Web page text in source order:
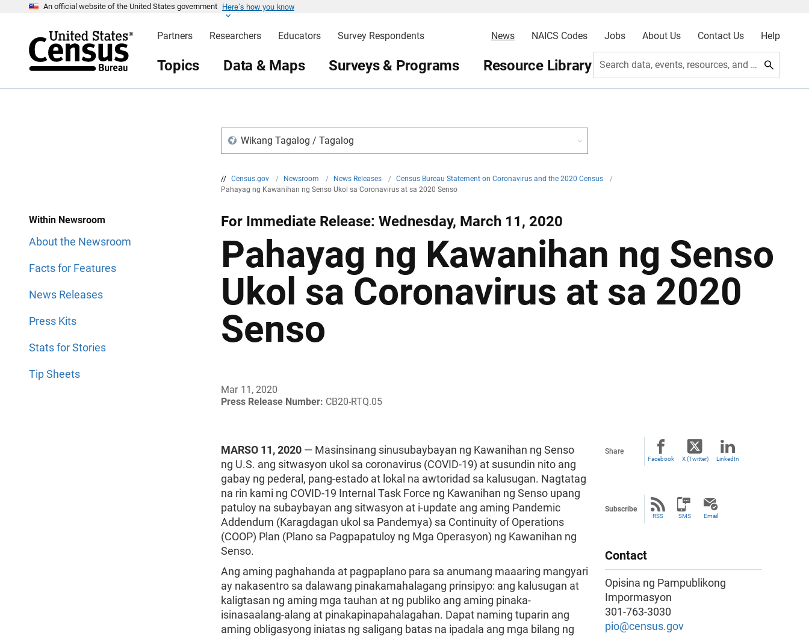
An official website of the United States government Here’s how you know
Partners Researchers Educators Survey Respondents News NAICS Codes Jobs About Us Contact Us Help
Topics Data & Maps Surveys & Programs Resource Library Search data, events, resources, and more
Wikang Tagalog / Tagalog
// Census.gov / Newsroom / News Releases / Census Bureau Statement on Coronavirus and the 2020 Census
/
Pahayag ng Kawanihan ng Senso Ukol sa Coronavirus at sa 2020 Senso
Within Newsroom
About the Newsroom
Facts for Features
News Releases
Press Kits
Stats for Stories
Tip Sheets
For Immediate Release: Wednesday, March 11, 2020
Pahayag ng Kawanihan ng Senso
Ukol sa Coronavirus at sa 2020
Senso
Mar 11, 2020
Press Release Number: CB20-RTQ.05
MARSO 11, 2020 — Masinsinang sinusubaybayan ng Kawanihan ng Senso
ng U.S. ang sitwasyon ukol sa coronavirus (COVID-19) at susundin nito ang
gabay ng pederal, pang-estado at lokal na awtoridad sa kalusugan. Nagtatag
na rin kami ng COVID-19 Internal Task Force ng Kawanihan ng Senso upang
patuloy na subaybayan ang sitwasyon at i-update ang aming Pandemic
Addendum (Karagdagan ukol sa Pandemya) sa Continuity of Operations
(COOP) Plan (Plano sa Pagpapatuloy ng Mga Operasyon) ng Kawanihan ng
Senso.
Ang aming paghahanda at pagpaplano para sa anumang maaaring mangyari
ay nakasentro sa dalawang pinakamahalagang prinsipyo: ang kalusugan at
kaligtasan ng aming mga tauhan at ng publiko ang aming pinaka-
isinasaalang-alang at pinakapinapahalagahan. Dapat naming tuparin ang
aming obligasyong iniatas ng saligang batas na ipadala ang mga bilang ng
Share
Facebook X (Twitter) LinkedIn
Subscribe
RSS SMS Email
Contact
Opisina ng Pampublikong
Impormasyon
301-763-3030
pio@census.gov